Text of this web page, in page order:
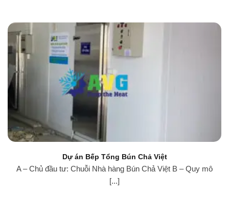
Dự án Bếp Tổng Bún Chả Việt
A – Chủ đầu tư: Chuỗi Nhà hàng Bún Chả Việt B – Quy mô
[...]